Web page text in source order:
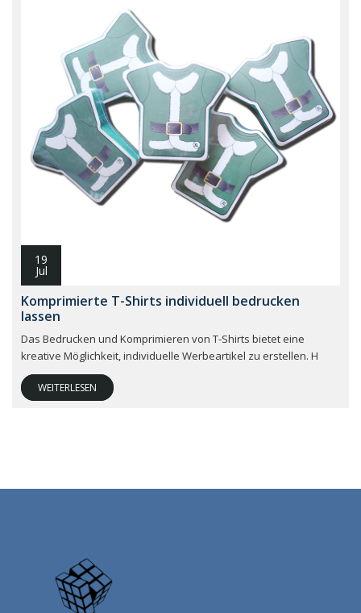
19
Jul
Komprimierte T-Shirts individuell bedrucken
lassen
Das Bedrucken und Komprimieren von T-Shirts bietet eine
kreative Möglichkeit, individuelle Werbeartikel zu erstellen. H
WEITERLESEN